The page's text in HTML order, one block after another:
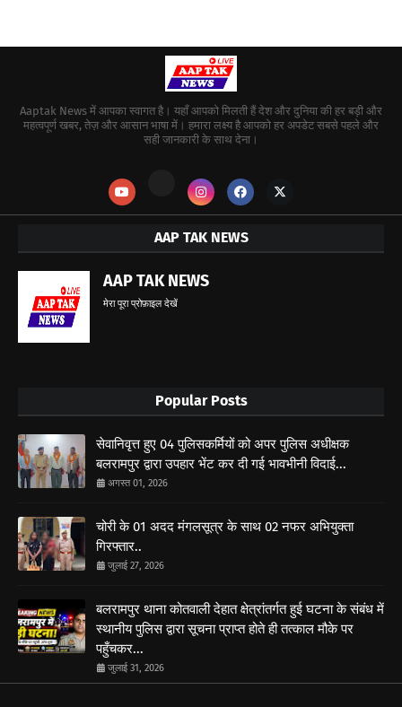
Aaptak News में आपका स्वागत है। यहाँ आपको मिलती हैं देश और दुनिया की हर बड़ी और
महत्वपूर्ण खबर, तेज़ और आसान भाषा में। हमारा लक्ष्य है आपको हर अपडेट सबसे पहले और
सही जानकारी के साथ देना।
AAP TAK NEWS
AAP TAK NEWS
मेरा पूरा प्रोफ़ाइल देखें
Popular Posts
सेवानिवृत्त हुए 04 पुलिसकर्मियों को अपर पुलिस अधीक्षक
बलरामपुर द्वारा उपहार भेंट कर दी गई भावभीनी विदाई...
अगस्त 01, 2026
चोरी के 01 अदद मंगलसूत्र के साथ 02 नफर अभियुक्ता
गिरफ्तार..
जुलाई 27, 2026
बलरामपुर थाना कोतवाली देहात क्षेत्रांतर्गत हुई घटना के संबंध में
स्थानीय पुलिस द्वारा सूचना प्राप्त होते ही तत्काल मौके पर
पहुँचकर...
जुलाई 31, 2026